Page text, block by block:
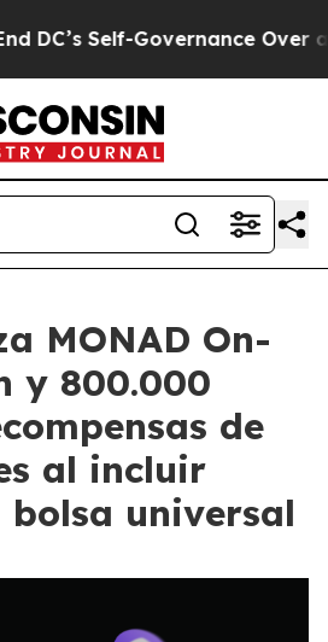
Self-Governance Over a
MONAD On-
y 800.000
de
al incluir
bolsa universal